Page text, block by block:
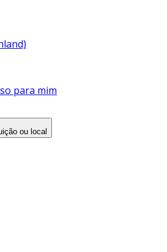
para mim
ou local